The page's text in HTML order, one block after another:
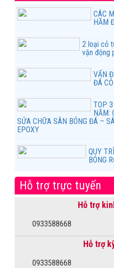
CÁC
HẦM
2 loại cỏ
vận động
VẤN
ĐÁ
TOP
NĂM:
SỬA CHỮA SÂN BÓNG ĐÁ –
EPOXY
QUY
BÓNG
Hỗ trợ trực tuyến
Hỗ trợ
0933588668
Hỗ trợ
0933588668